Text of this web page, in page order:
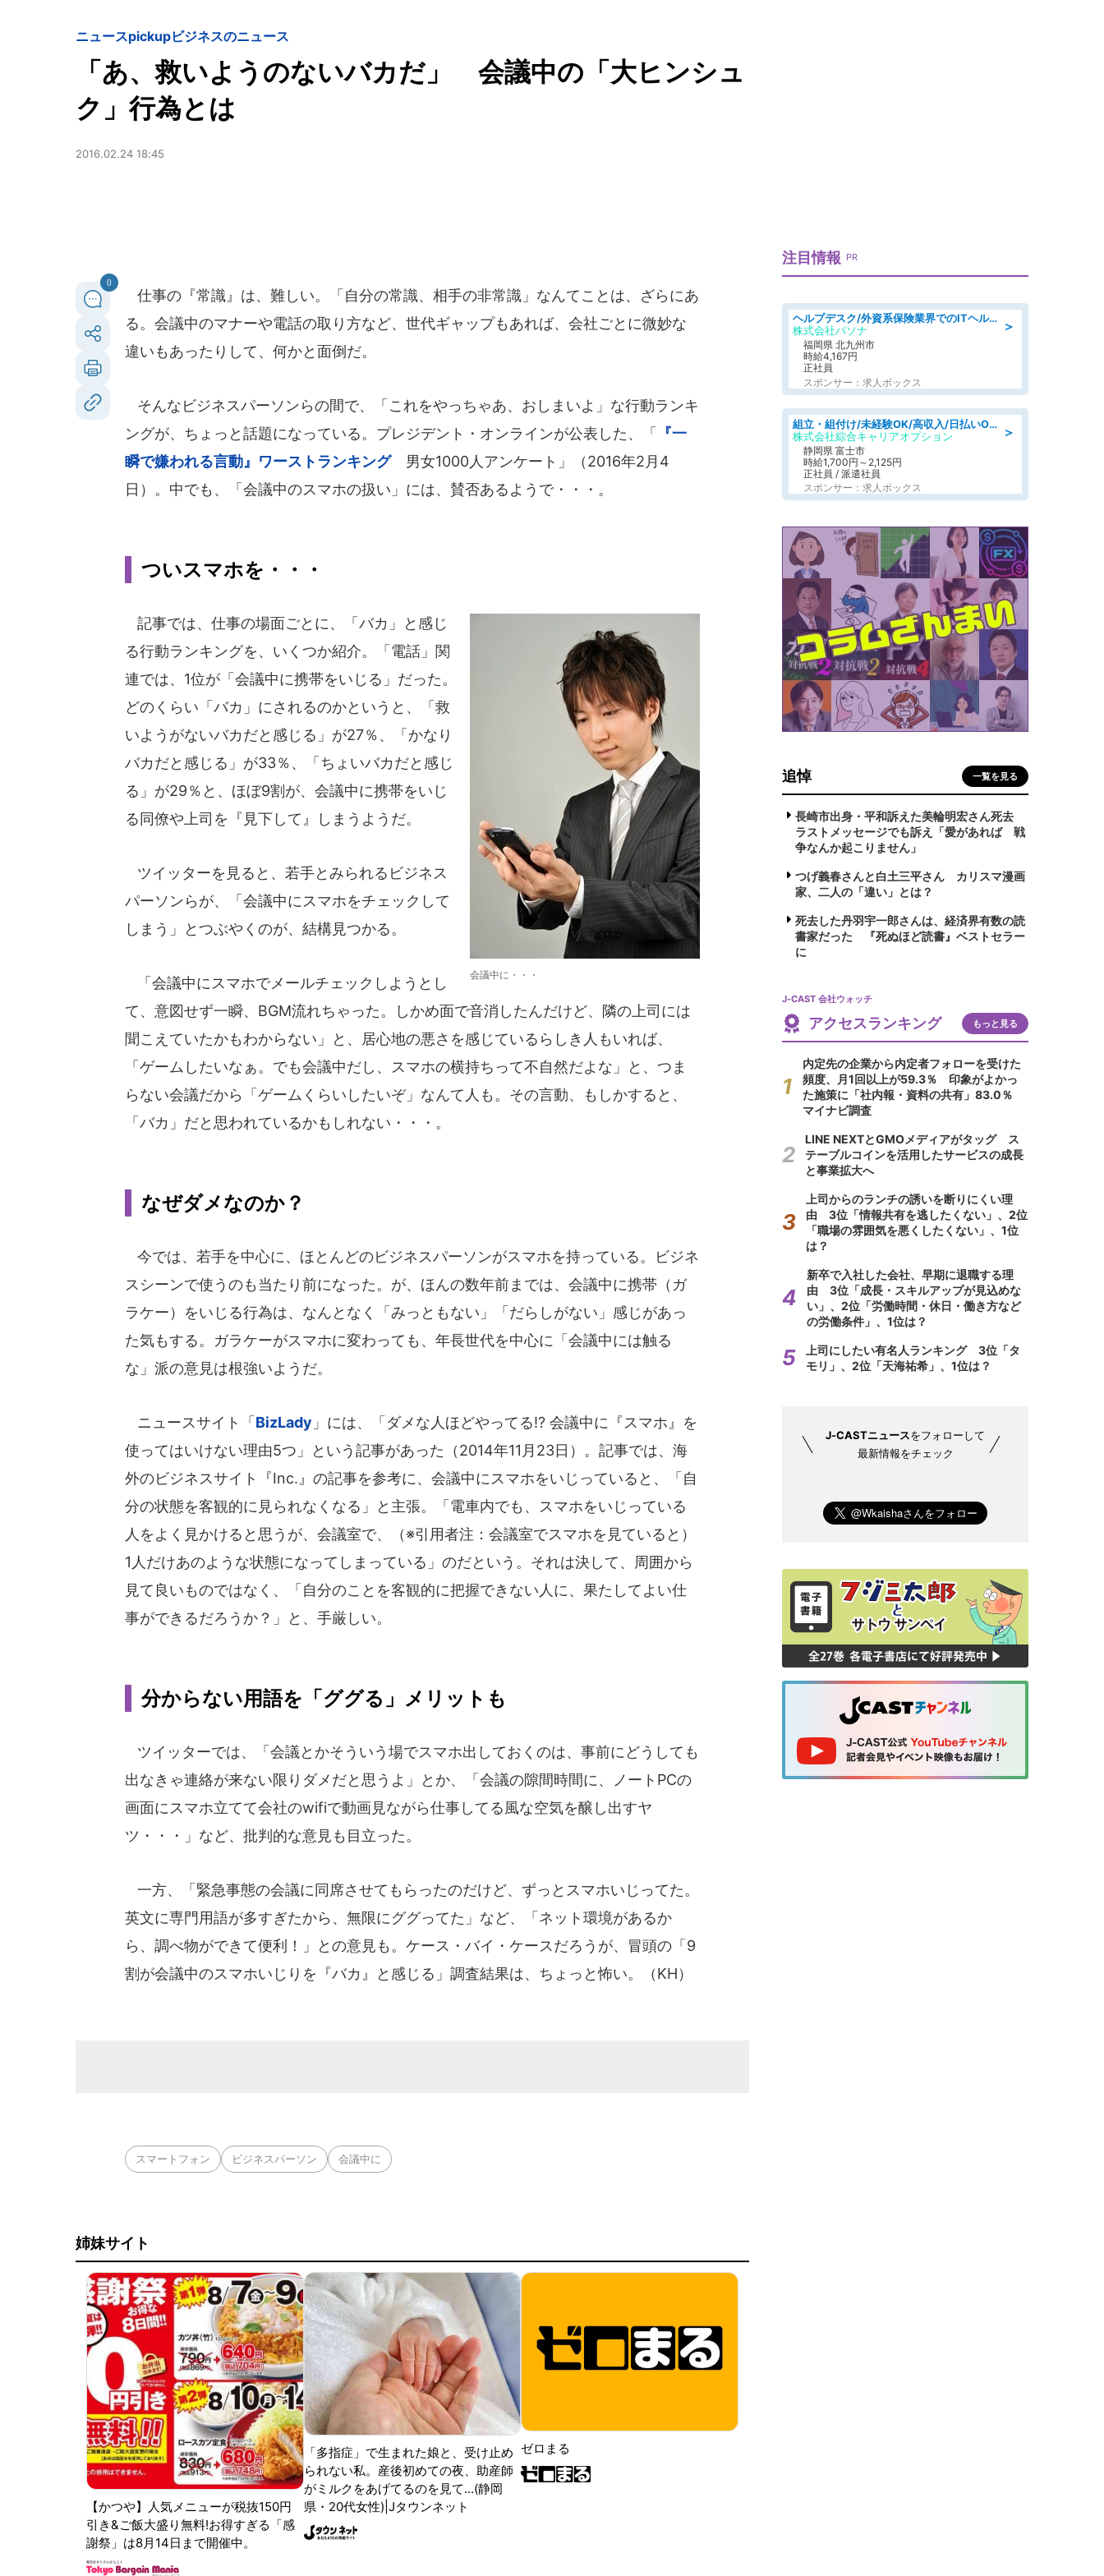
ニュースpickupビジネスのニュース
「あ、救いようのないバカだ」 会議中の「大ヒンシュ
ク」行為とは
2016.02.24 18:45
0
仕事の『常識』は、難しい。「自分の常識、相手の非常識」なんてことは、ざらにあ
る。会議中のマナーや電話の取り方など、世代ギャップもあれば、会社ごとに微妙な
違いもあったりして、何かと面倒だ。
そんなビジネスパーソンらの間で、「これをやっちゃあ、おしまいよ」な行動ランキ
ングが、ちょっと話題になっている。プレジデント・オンラインが公表した、「
『一
瞬で嫌われる言動』ワーストランキング男女1000人アンケート」（2016年2月4
日）。中でも、「会議中のスマホの扱い」には、賛否あるようで・・・。
ついスマホを・・・
会議中に・・・
記事では、仕事の場面ごとに、「バカ」と感じ
る行動ランキングを、いくつか紹介。「電話」関
連では、1位が「会議中に携帯をいじる」だった。
どのくらい「バカ」にされるのかというと、「救
いようがないバカだと感じる」が27％、「かなり
バカだと感じる」が33％、「ちょいバカだと感じ
る」が29％と、ほぼ9割が、会議中に携帯をいじ
る同僚や上司を『見下して』しまうようだ。
ツイッターを見ると、若手とみられるビジネス
パーソンらが、「会議中にスマホをチェックして
しまう」とつぶやくのが、結構見つかる。
「会議中にスマホでメールチェックしようとし
て、意図せず一瞬、BGM流れちゃった。しかめ面で音消したんだけど、隣の上司には
聞こえていたかもわからない」と、居心地の悪さを感じているらしき人もいれば、
「ゲームしたいなぁ。でも会議中だし、スマホの横持ちって不自然だよな」と、つま
らない会議だから「ゲームくらいしたいぞ」なんて人も。その言動、もしかすると、
「バカ」だと思われているかもしれない・・・。
なぜダメなのか？
今では、若手を中心に、ほとんどのビジネスパーソンがスマホを持っている。ビジネ
スシーンで使うのも当たり前になった。が、ほんの数年前までは、会議中に携帯（ガ
ラケー）をいじる行為は、なんとなく「みっともない」「だらしがない」感じがあっ
た気もする。ガラケーがスマホに変わっても、年長世代を中心に「会議中には触る
な」派の意見は根強いようだ。
ニュースサイト「 BizLady 」には、「ダメな人ほどやってる!? 会議中に『スマホ』を
使ってはいけない理由5つ」という記事があった（2014年11月23日）。記事では、海
外のビジネスサイト『Inc.』の記事を参考に、会議中にスマホをいじっていると、「自
分の状態を客観的に見られなくなる」と主張。「電車内でも、スマホをいじっている
人をよく見かけると思うが、会議室で、（※引用者注：会議室でスマホを見ていると）
1人だけあのような状態になってしまっている」のだという。それは決して、周囲から
見て良いものではなく、「自分のことを客観的に把握できない人に、果たしてよい仕
事ができるだろうか？」と、手厳しい。
分からない用語を「ググる」メリットも
ツイッターでは、「会議とかそういう場でスマホ出しておくのは、事前にどうしても
出なきゃ連絡が来ない限りダメだと思うよ」とか、「会議の隙間時間に、ノートPCの
画面にスマホ立てて会社のwifiで動画見ながら仕事してる風な空気を醸し出すヤ
ツ・・・」など、批判的な意見も目立った。
一方、「緊急事態の会議に同席させてもらったのだけど、ずっとスマホいじってた。
英文に専門用語が多すぎたから、無限にググってた」など、「ネット環境があるか
ら、調べ物ができて便利！」との意見も。ケース・バイ・ケースだろうが、冒頭の「9
割が会議中のスマホいじりを『バカ』と感じる」調査結果は、ちょっと怖い。（KH）
スマートフォン ビジネスパーソン 会議中に
姉妹サイト
【かつや】人気メニューが税抜150円
引き&ご飯大盛り無料!お得すぎる「感
謝祭」は8月14日まで開催中。
「多指症」で生まれた娘と、受け止め
られない私。産後初めての夜、助産師
がミルクをあげてるのを見て...(静岡
県・20代女性)|Jタウンネット
ゼロまる
注目情報 PR
＞
ヘルプデスク/外資系保険業界でのITヘルプデスク業務/駅近/即日勤務可/ヘルプデスク
株式会社パソナ
福岡県 北九州市
時給4,167円
正社員
スポンサー：求人ボックス
＞
組立・組付け/未経験OK/高収入/日払いOK/寮費無料/交替制
株式会社綜合キャリアオプション
静岡県 富士市
時給1,700円～2,125円
正社員 / 派遣社員
スポンサー：求人ボックス
追悼 一覧を見る
長崎市出身・平和訴えた美輪明宏さん死去
ラストメッセージでも訴え「愛があれば 戦
争なんか起こりません」
つげ義春さんと白土三平さん カリスマ漫画
家、二人の「違い」とは？
死去した丹羽宇一郎さんは、経済界有数の読
書家だった 『死ぬほど読書』ベストセラー
に
J-CAST 会社ウォッチ
アクセスランキング もっと見る
内定先の企業から内定者フォローを受けた
頻度、月1回以上が59.3％ 印象がよかっ
た施策に「社内報・資料の共有」83.0％
マイナビ調査
LINE NEXTとGMOメディアがタッグ ス
テーブルコインを活用したサービスの成長
と事業拡大へ
上司からのランチの誘いを断りにくい理
由 3位「情報共有を逃したくない」、2位
「職場の雰囲気を悪くしたくない」、1位
は？
新卒で入社した会社、早期に退職する理
由 3位「成長・スキルアップが見込めな
い」、2位「労働時間・休日・働き方など
の労働条件」、1位は？
上司にしたい有名人ランキング 3位「タ
モリ」、2位「天海祐希」、1位は？
J-CASTニュースをフォローして
最新情報をチェック